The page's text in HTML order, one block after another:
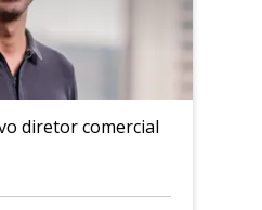
diretor comercial